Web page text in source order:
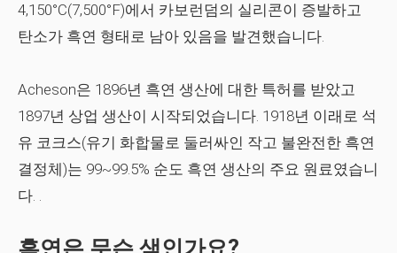
4,150°C(7,500°F)에서 카보런덤의 실리콘이 증발하고
탄소가 흑연 형태로 남아 있음을 발견했습니다.
Acheson은 1896년 흑연 생산에 대한 특허를 받았고
1897년 상업 생산이 시작되었습니다. 1918년 이래로 석
유 코크스(유기 화합물로 둘러싸인 작고 불완전한 흑연
결정체)는 99~99.5% 순도 흑연 생산의 주요 원료였습니
다. .